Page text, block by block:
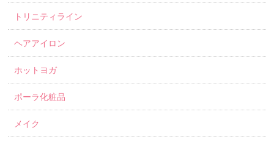
トリニティライン
ヘアアイロン
ホットヨガ
ポーラ化粧品
メイク